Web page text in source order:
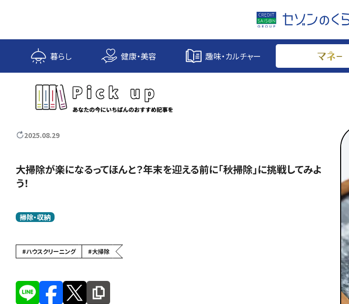
ス
プ
暮らし 健康・美容 趣味・カルチャー
2025.08.29
大掃除が楽になるってほんと？年末を迎える前に「秋掃除」に挑戦してみよ
う！
掃除・収納
#ハウスクリーニング #大掃除